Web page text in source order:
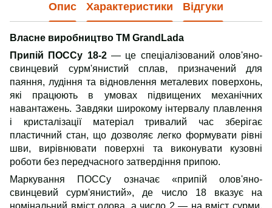
Опис Характеристики Відгуки
Власне виробництво ТМ GrandLada
Припій ПОССу 18-2 — це спеціалізований олов'яно-
свинцевий сурм'янистий сплав, призначений для
паяння, лудіння та відновлення металевих поверхонь,
які працюють в умовах підвищених механічних
навантажень. Завдяки широкому інтервалу плавлення
і кристалізації матеріал тривалий час зберігає
пластичний стан, що дозволяє легко формувати рівні
шви, вирівнювати поверхні та виконувати кузовні
роботи без передчасного затвердіння припою.
Маркування ПОССу означає «припій олов'яно-
свинцевий сурм'янистий», де число 18 вказує на
номінальний вміст олова, а число 2 — на вміст сурми.